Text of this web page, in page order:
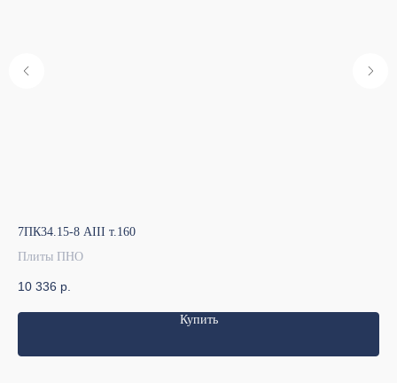
7ПК34.15-8 АIII т.160
Плиты ПНО
10 336 р.
Купить